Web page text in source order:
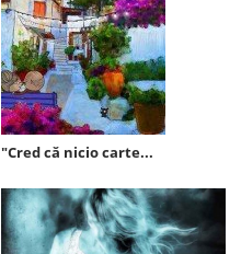
"Cred că nicio carte...